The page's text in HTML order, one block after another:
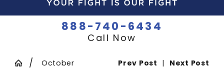
888-740-6434
Call Now
October Prev Post | Next Post